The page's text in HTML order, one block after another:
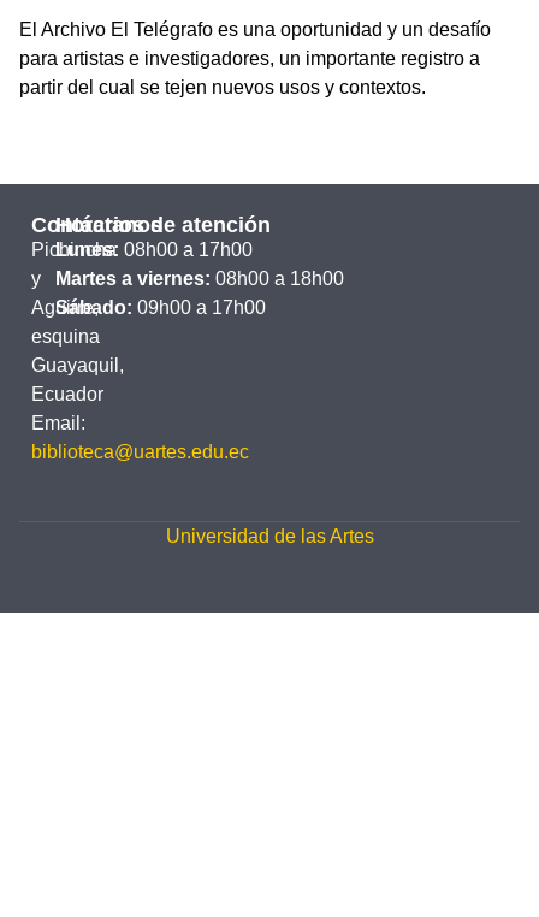
El Archivo El Telégrafo es una oportunidad y un desafío
para artistas e investigadores, un importante registro a
partir del cual se tejen nuevos usos y contextos.
Contáctanos
Pichincha
y
Aguirre,
esquina
Guayaquil,
Ecuador
Email:
biblioteca@uartes.edu.ec
Horarios de atención
Lunes: 08h00 a 17h00
Martes a viernes: 08h00 a 18h00
Sábado: 09h00 a 17h00
Universidad de las Artes